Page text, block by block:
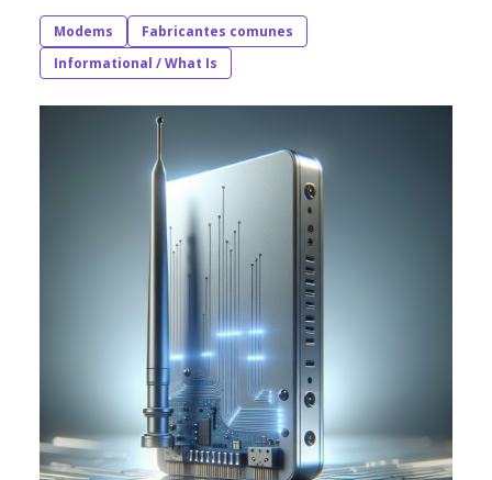
Modems
Fabricantes comunes
Informational / What Is